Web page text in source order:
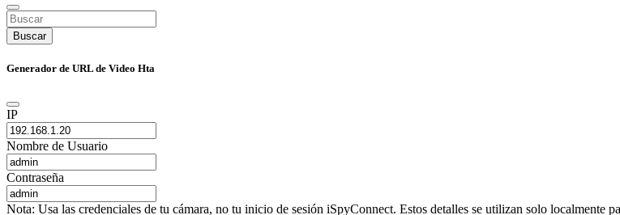
Buscar
Generador de URL de Video Hta
IP
Nombre de Usuario
Contraseña
Nota: Usa las credenciales de tu cámara, no tu inicio de sesión iSpyConnect. Estos detalles se utilizan solo localmente